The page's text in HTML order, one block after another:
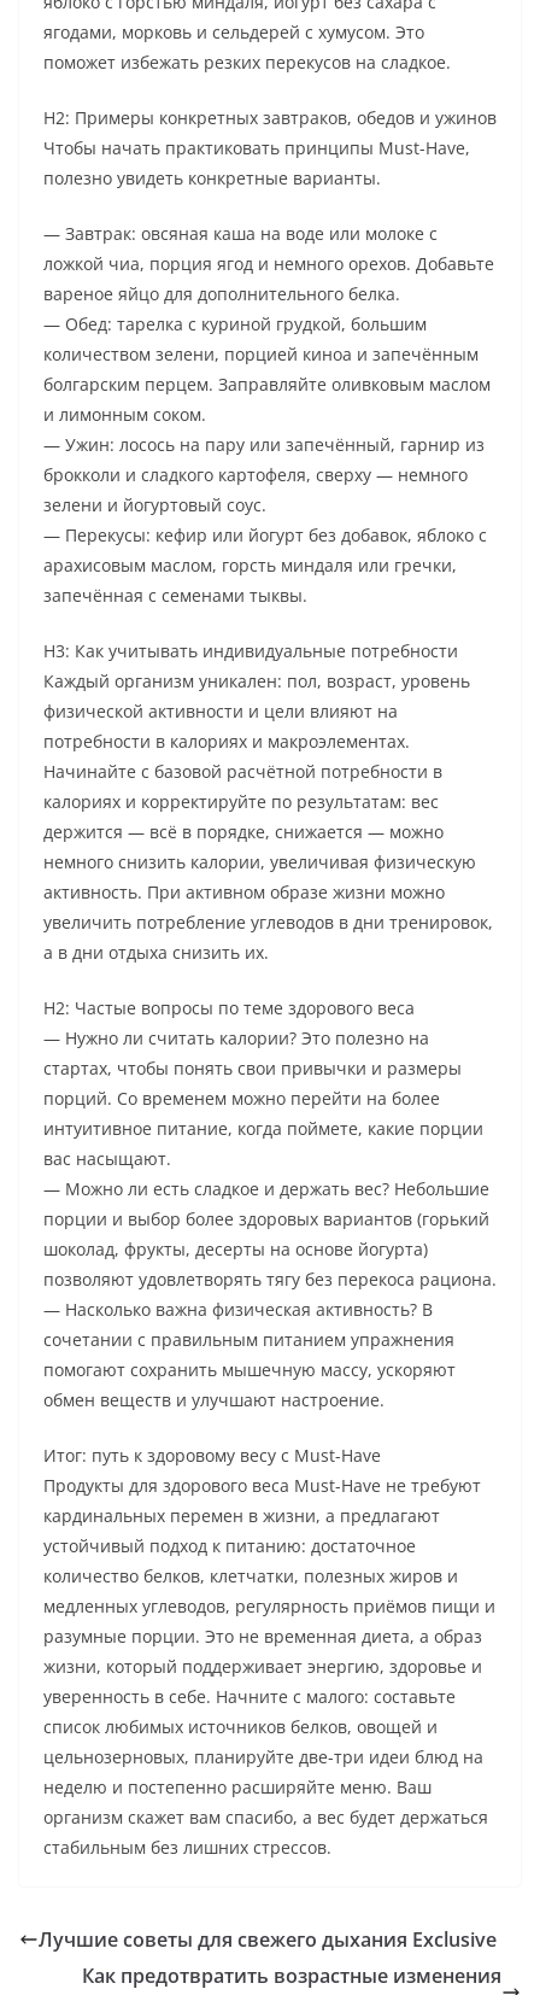
ягодами, морковь и сельдерей с хумусом. Это
поможет избежать резких перекусов на сладкое.
H2: Примеры конкретных завтраков, обедов и ужинов
Чтобы начать практиковать принципы Must-Have,
полезно увидеть конкретные варианты.
— Завтрак: овсяная каша на воде или молоке с
ложкой чиа, порция ягод и немного орехов. Добавьте
вареное яйцо для дополнительного белка.
— Обед: тарелка с куриной грудкой, большим
количеством зелени, порцией киноа и запечённым
болгарским перцем. Заправляйте оливковым маслом
и лимонным соком.
— Ужин: лосось на пару или запечённый, гарнир из
брокколи и сладкого картофеля, сверху — немного
зелени и йогуртовый соус.
— Перекусы: кефир или йогурт без добавок, яблоко с
арахисовым маслом, горсть миндаля или гречки,
запечённая с семенами тыквы.
H3: Как учитывать индивидуальные потребности
Каждый организм уникален: пол, возраст, уровень
физической активности и цели влияют на
потребности в калориях и макроэлементах.
Начинайте с базовой расчётной потребности в
калориях и корректируйте по результатам: вес
держится — всё в порядке, снижается — можно
немного снизить калории, увеличивая физическую
активность. При активном образе жизни можно
увеличить потребление углеводов в дни тренировок,
а в дни отдыха снизить их.
H2: Частые вопросы по теме здорового веса
— Нужно ли считать калории? Это полезно на
стартах, чтобы понять свои привычки и размеры
порций. Со временем можно перейти на более
интуитивное питание, когда поймете, какие порции
вас насыщают.
— Можно ли есть сладкое и держать вес? Небольшие
порции и выбор более здоровых вариантов (горький
шоколад, фрукты, десерты на основе йогурта)
позволяют удовлетворять тягу без перекоса рациона.
— Насколько важна физическая активность? В
сочетании с правильным питанием упражнения
помогают сохранить мышечную массу, ускоряют
обмен веществ и улучшают настроение.
Итог: путь к здоровому весу с Must-Have
Продукты для здорового веса Must-Have не требуют
кардинальных перемен в жизни, а предлагают
устойчивый подход к питанию: достаточное
количество белков, клетчатки, полезных жиров и
медленных углеводов, регулярность приёмов пищи и
разумные порции. Это не временная диета, а образ
жизни, который поддерживает энергию, здоровье и
уверенность в себе. Начните с малого: составьте
список любимых источников белков, овощей и
цельнозерновых, планируйте две-три идеи блюд на
неделю и постепенно расширяйте меню. Ваш
организм скажет вам спасибо, а вес будет держаться
стабильным без лишних стрессов.
Лучшие советы для свежего дыхания Exclusive
Как предотвратить возрастные изменения